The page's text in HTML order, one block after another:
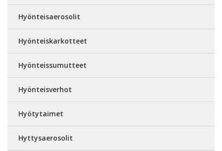
Hyönteisaerosolit
Hyönteiskarkotteet
Hyönteissumutteet
Hyönteisverhot
Hyötytaimet
Hyttysaerosolit